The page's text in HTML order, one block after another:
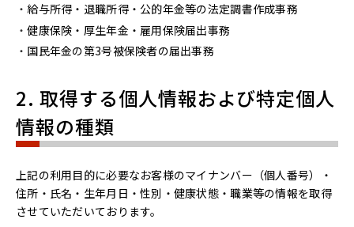
給与所得・退職所得・公的年金等の法定調書作成事務
健康保険・厚生年金・雇用保険届出事務
国民年金の第3号被保険者の届出事務
2. 取得する個人情報および特定個人
情報の種類
上記の利用目的に必要なお客様のマイナンバー（個人番号）・
住所・氏名・生年月日・性別・健康状態・職業等の情報を取得
させていただいております。